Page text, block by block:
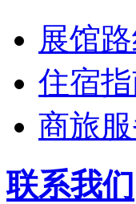
展馆
住宿
商旅
联系我们